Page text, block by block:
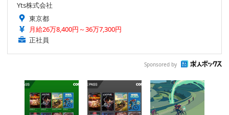
Yts株式会社
東京都
月給26万8,400円～36万7,300円
正社員
Sponsored by